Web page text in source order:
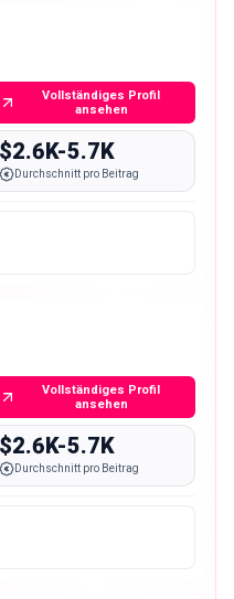
Vollständiges Profil
ansehen
$2.6K-5.7K
Durchschnitt pro Beitrag
Vollständiges Profil
ansehen
$2.6K-5.7K
Durchschnitt pro Beitrag